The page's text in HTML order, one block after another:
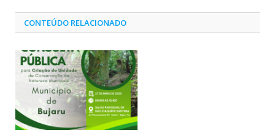
CONTEÚDO RELACIONADO